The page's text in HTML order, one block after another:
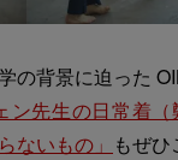
の背景に迫った
ン先生の日常着
ないもの」 もぜひ